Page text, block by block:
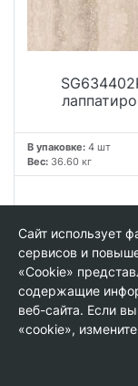
В упаковке: 4 шт
Вес: 36.60 кг
−
−
Сайт использует
сервисов и
«Cookie»
содержащие
веб-сайта. Если
«cookie»,